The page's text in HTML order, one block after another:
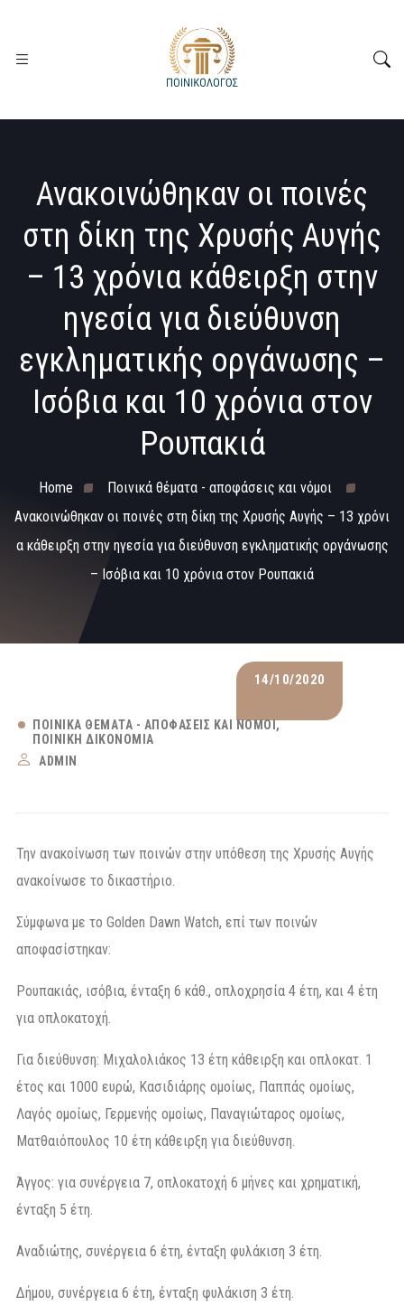
Ανακοινώθηκαν οι ποινές
στη δίκη της Χρυσής Αυγής
– 13 χρόνια κάθειρξη στην
ηγεσία για διεύθυνση
εγκληματικής οργάνωσης –
Ισόβια και 10 χρόνια στον
Ρουπακιά
Home
Ποινικά θέματα - αποφάσεις και νόμοι
Ανακοινώθηκαν οι ποινές στη δίκη της Χρυσής Αυγής – 13 χρόνι
α κάθειρξη στην ηγεσία για διεύθυνση εγκληματικής οργάνωσης
– Ισόβια και 10 χρόνια στον Ρουπακιά
14/10/2020
ΠΟΙΝΙΚΆ ΘΈΜΑΤΑ - ΑΠΟΦΆΣΕΙΣ ΚΑΙ ΝΌΜΟΙ
ΠΟΙΝΙΚΉ ΔΙΚΟΝΟΜΊΑ
ADMIN
Την ανακοίνωση των ποινών στην υπόθεση της Χρυσής Αυγής
ανακοίνωσε το δικαστήριο.
Σύμφωνα με το Golden Dawn Watch, επί των ποινών
αποφασίστηκαν:
Ρουπακιάς, ισόβια, ένταξη 6 κάθ., οπλοχρησία 4 έτη, και 4 έτη
για οπλοκατοχή.
Για διεύθυνση: Μιχαλολιάκος 13 έτη κάθειρξη και οπλοκατ. 1
έτος και 1000 ευρώ, Κασιδιάρης ομοίως, Παππάς ομοίως,
Λαγός ομοίως, Γερμενής ομοίως, Παναγιώταρος ομοίως,
Ματθαιόπουλος 10 έτη κάθειρξη για διεύθυνση.
Άγγος: για συνέργεια 7, οπλοκατοχή 6 μήνες και χρηματική,
ένταξη 5 έτη.
Αναδιώτης, συνέργεια 6 έτη, ένταξη φυλάκιση 3 έτη.
Δήμου, συνέργεια 6 έτη, ένταξη φυλάκιση 3 έτη.